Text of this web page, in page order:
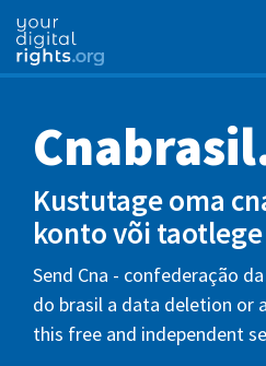
Kustutage oma
konto või
Send Cna - confederação
do brasil a data deletion or
this free and independent